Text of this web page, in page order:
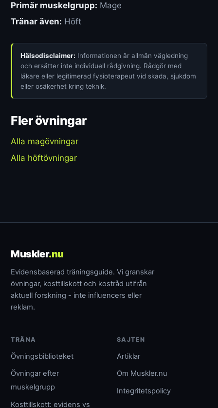
Primär muskelgrupp: Mage
Tränar även: Höft
Hälsodisclaimer: Informationen är allmän vägledning
och ersätter inte individuell rådgivning. Rådgör med
läkare eller legitimerad fysioterapeut vid skada, sjukdom
eller osäkerhet kring teknik.
Fler övningar
Alla magövningar
Alla höftövningar
Muskler.nu
Evidensbaserad träningsguide. Vi granskar
övningar, kosttillskott och kostråd utifrån
aktuell forskning - inte influencers eller
reklam.
TRÄNA
Övningsbiblioteket
Övningar efter
muskelgrupp
Kosttillskott: evidens vs
SAJTEN
Artiklar
Om Muskler.nu
Integritetspolicy